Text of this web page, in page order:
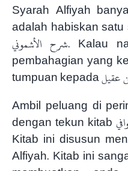
Syarah Alfiyah
adalah habiskan
شرح الأشموني. Kalau nak susunan teratur dan
pembahagian yang
Ambil peluang di
dengan tekun kitab النحو الوافي oleh Abas hassan.
Kitab ini disusun
Alfiyah. Kitab ini